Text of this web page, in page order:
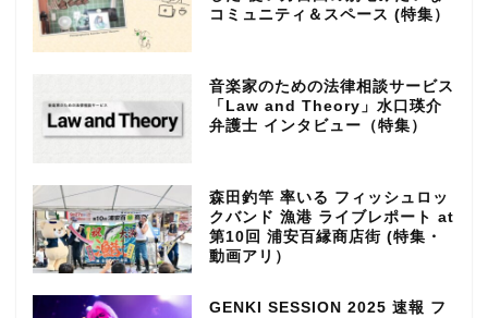
コミュニティ＆スペース (特集）
音楽家のための法律相談サービス
「Law and Theory」水口瑛介
弁護士 インタビュー（特集）
森田釣竿 率いる フィッシュロッ
クバンド 漁港 ライブレポート at
第10回 浦安百縁商店街 (特集・
動画アリ）
GENKI SESSION 2025 速報 フ